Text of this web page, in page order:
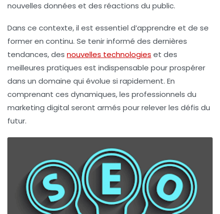
nouvelles données et des réactions du public.
Dans ce contexte, il est essentiel d’apprendre et de se
former en continu. Se tenir informé des dernières
tendances, des nouvelles technologies et des
meilleures pratiques est indispensable pour prospérer
dans un domaine qui évolue si rapidement. En
comprenant ces dynamiques, les professionnels du
marketing digital seront armés pour relever les défis du
futur.